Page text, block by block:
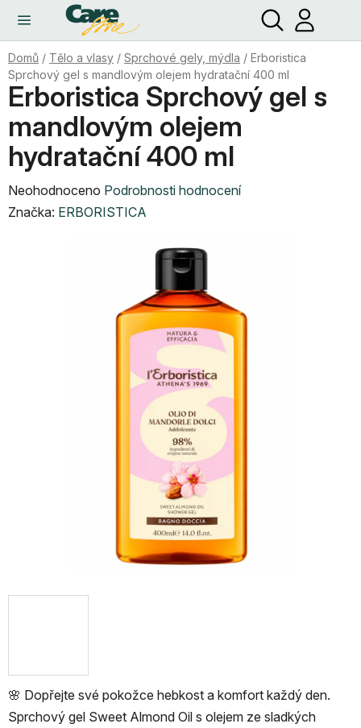
obsah
Hledat
Domů / Tělo a vlasy / Sprchové gely, mýdla / Erboristica
Sprchový gel s mandlovým olejem hydratační 400 ml
🌸 Dopřejte své pokožce hebkost a komfort každý den.
Sprchový gel Sweet Almond Oil s olejem ze sladkých
Erboristica Sprchový gel s
mandlovým olejem
hydratační 400 ml
Průměrné
hodnocení
Neohodnoceno Podrobnosti hodnocení
Značka: ERBORISTICA